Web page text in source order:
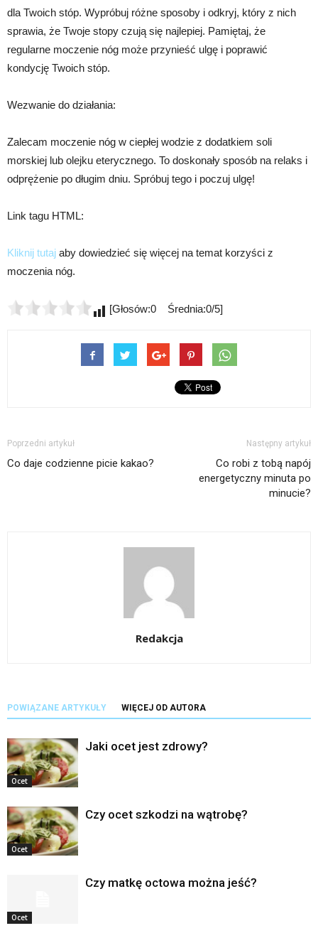
dla Twoich stóp. Wypróbuj różne sposoby i odkryj, który z nich
sprawia, że Twoje stopy czują się najlepiej. Pamiętaj, że
regularne moczenie nóg może przynieść ulgę i poprawić
kondycję Twoich stóp.
Wezwanie do działania:
Zalecam moczenie nóg w ciepłej wodzie z dodatkiem soli
morskiej lub olejku eterycznego. To doskonały sposób na relaks i
odprężenie po długim dniu. Spróbuj tego i poczuj ulgę!
Link tagu HTML:
Kliknij tutaj aby dowiedzieć się więcej na temat korzyści z
moczenia nóg.
[Głosów:0 Średnia:0/5]
Poprzedni artykuł
Co daje codzienne picie kakao?
Następny artykuł
Co robi z tobą napój
energetyczny minuta po
minucie?
Redakcja
POWIĄZANE ARTYKUŁY WIĘCEJ OD AUTORA
Ocet
Jaki ocet jest zdrowy?
Ocet
Czy ocet szkodzi na wątrobę?
Ocet
Czy matkę octowa można jeść?